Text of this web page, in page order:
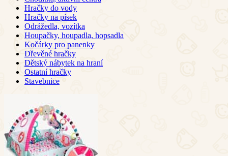
Hračky do vody
Hračky na písek
Odrážedla, vozítka
Houpačky, houpadla, hopsadla
Kočárky pro panenky
Dřevěné hračky
Dětský nábytek na hraní
Ostatní hračky
Stavebnice